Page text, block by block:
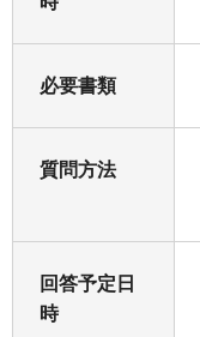
必要書類
質問方法
回答予定日
時